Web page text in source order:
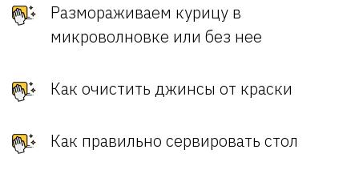
Размораживаем курицу в
микроволновке или без нее
Как очистить джинсы от краски
Как правильно сервировать стол